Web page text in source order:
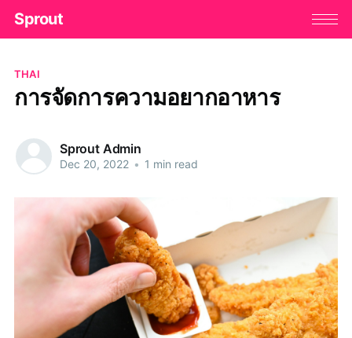
Sprout
THAI
การจัดการความอยากอาหาร
Sprout Admin
Dec 20, 2022 • 1 min read